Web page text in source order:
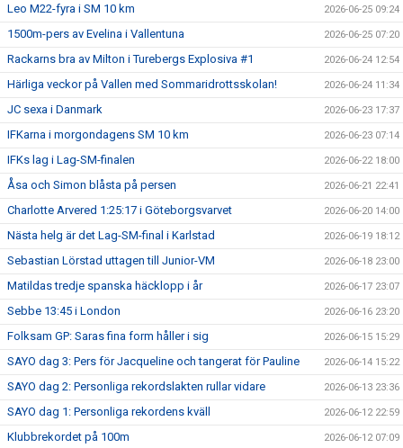
Leo M22-fyra i SM 10 km 2026-06-25 09:24
1500m-pers av Evelina i Vallentuna 2026-06-25 07:20
Rackarns bra av Milton i Turebergs Explosiva #1 2026-06-24 12:54
Härliga veckor på Vallen med Sommaridrottsskolan! 2026-06-24 11:34
JC sexa i Danmark 2026-06-23 17:37
IFKarna i morgondagens SM 10 km 2026-06-23 07:14
IFKs lag i Lag-SM-finalen 2026-06-22 18:00
Åsa och Simon blåsta på persen 2026-06-21 22:41
Charlotte Arvered 1:25:17 i Göteborgsvarvet 2026-06-20 14:00
Nästa helg är det Lag-SM-final i Karlstad 2026-06-19 18:12
Sebastian Lörstad uttagen till Junior-VM 2026-06-18 23:00
Matildas tredje spanska häcklopp i år 2026-06-17 23:07
Sebbe 13:45 i London 2026-06-16 23:20
Folksam GP: Saras fina form håller i sig 2026-06-15 15:29
SAYO dag 3: Pers för Jacqueline och tangerat för Pauline 2026-06-14 15:22
SAYO dag 2: Personliga rekordslakten rullar vidare 2026-06-13 23:36
SAYO dag 1: Personliga rekordens kväll 2026-06-12 22:59
Klubbrekordet på 100m 2026-06-12 07:09